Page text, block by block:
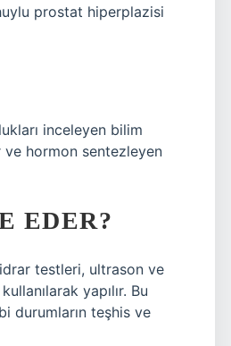
prostat hiperplazisi
inceleyen bilim
ve hormon sentezleyen
EDER?
idrar testleri, ultrason ve
yapılır. Bu
durumların teşhis ve